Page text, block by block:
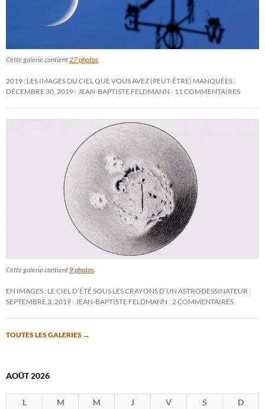
Cette galerie contient27 photos.
2019 : LES IMAGES DU CIEL QUE VOUS AVEZ (PEUT-ÊTRE) MANQUÉES
DÉCEMBRE 30, 2019 JEAN-BAPTISTE FELDMANN 11 COMMENTAIRES
Cette galerie contient 9 photos.
EN IMAGES : LE CIEL D’ÉTÉ SOUS LES CRAYONS D’UN ASTRODESSINATEUR
SEPTEMBRE 3, 2019 JEAN-BAPTISTE FELDMANN 2 COMMENTAIRES
TOUTES LES GALERIES →
AOÛT 2026
L M M J V S
D